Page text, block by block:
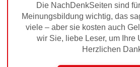
Die NachDenkSeiten sind
Meinungsbildung wichtig, das
viele – aber sie kosten auch
wir Sie, liebe Leser, um Ihre
Herzlichen